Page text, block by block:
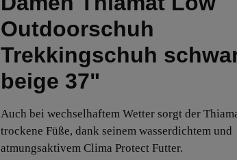
Outdoorschuh
Trekkingschuh
beige 37"
Auch bei wechselhaftem Wetter sorgt der
trockene Füße, dank seinem wasserdichtem und
atmungsaktivem Clima Protect Futter.